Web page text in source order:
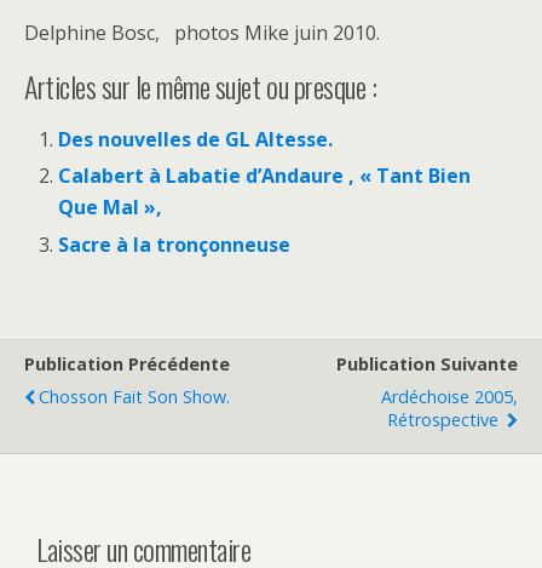
Delphine Bosc, photos Mike juin 2010.
Articles sur le même sujet ou presque :
Des nouvelles de GL Altesse.
Calabert à Labatie d’Andaure , « Tant Bien
Que Mal »,
Sacre à la tronçonneuse
Publication Précédente
Chosson Fait Son Show.
Publication Suivante
Ardéchoise 2005,
Rétrospective
Laisser un commentaire